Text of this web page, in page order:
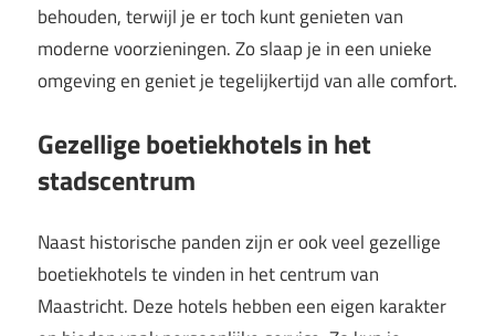
behouden, terwijl je er toch kunt genieten van
moderne voorzieningen. Zo slaap je in een unieke
omgeving en geniet je tegelijkertijd van alle comfort.
Gezellige boetiekhotels in het
stadscentrum
Naast historische panden zijn er ook veel gezellige
boetiekhotels te vinden in het centrum van
Maastricht. Deze hotels hebben een eigen karakter